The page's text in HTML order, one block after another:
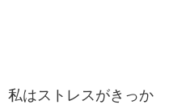
私はストレスがきっか